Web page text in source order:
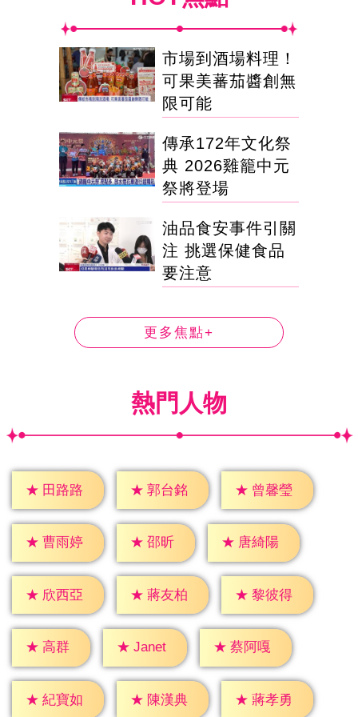
市場到酒場料理！
可果美蕃茄醬創無
限可能
傳承172年文化祭
典 2026雞籠中元
祭將登場
油品食安事件引關
注 挑選保健食品
要注意
更多焦點+
熱門人物
★ 田路路 ★ 郭台銘 ★ 曾馨瑩
★ 曹雨婷 ★ 邵昕 ★ 唐綺陽
★ 欣西亞 ★ 蔣友柏 ★ 黎彼得
★ 高群 ★ Janet ★ 蔡阿嘎
★ 紀寶如 ★ 陳漢典 ★ 蔣孝勇